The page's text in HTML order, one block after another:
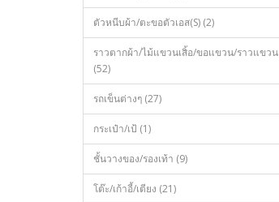
ตัวหนีบผ้า/ตะขอตัวเอส(S) (2)
ราวตากผ้า/ไม้แขวนเสิ้อ/ขอแขวน/ราวแขวน
(52)
รถเข็นต่างๆ (27)
กระเป๋า/เป้ (1)
ชั้นวางของ/รองเท้า (9)
โต๊ะ/เก้าอี้/เตียง (21)